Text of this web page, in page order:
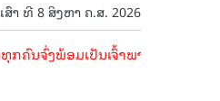
ສົາ ທີ 8 ສິງຫາ ຄ.ສ. 2026
ມເປັນເຈົ້າພາບທີ່ດີ ຕ້ອນຮັບນັກທ່ອງ